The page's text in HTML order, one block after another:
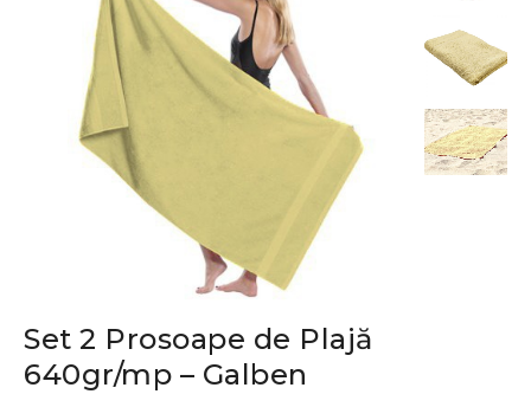
Set 2 Prosoape de Plajă
640gr/mp – Galben